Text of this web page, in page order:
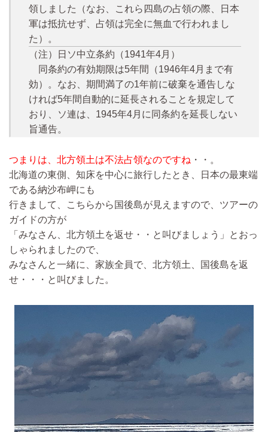
領しました（なお、これら四島の占領の際、日本
軍は抵抗せず、占領は完全に無血で行われまし
た）。
（注）日ソ中立条約（1941年4月）
同条約の有効期限は5年間（1946年4月まで有
効）。なお、期間満了の1年前に破棄を通告しな
ければ5年間自動的に延長されることを規定して
おり、ソ連は、1945年4月に同条約を延長しない
旨通告。
つまりは、北方領土は不法占領なのですね ・・。
北海道の東側、知床を中心に旅行したとき、日本の最東端
である納沙布岬にも
行きまして、こちらから国後島が見えますので、ツアーの
ガイドの方が
「みなさん、北方領土を返せ・・と叫びましょう」とおっ
しゃられましたので、
みなさんと一緒に、家族全員で、北方領土、国後島を返
せ・・・と叫びました。